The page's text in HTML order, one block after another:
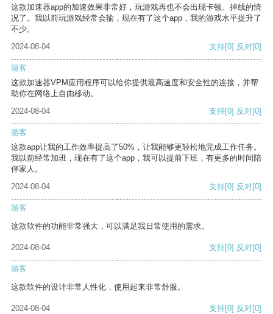
这款加速器app的加速效果非常好，玩游戏再也不会出现卡顿、掉线的情
况了。我以前玩游戏经常会输，现在有了这个app，我的游戏水平提升了
不少。
2024-08-04
支持[0] 反对[0]
游客
这款加速器VPM应用程序可以给你提供最高速度和安全性的连接，并帮
助你在网络上自由移动。
2024-08-04
支持[0] 反对[0]
游客
这款app让我的工作效率提高了50%，让我能够更轻松地完成工作任务。
我以前经常加班，现在有了这个app，我可以提前下班，有更多的时间陪
伴家人。
2024-08-04
支持[0] 反对[0]
游客
这款软件的功能非常强大，可以满足我日常使用的需求。
2024-08-04 支持[0] 反对[0]
游客
这款软件的设计非常人性化，使用起来非常舒服。
2024-08-04 支持[0] 反对[0]